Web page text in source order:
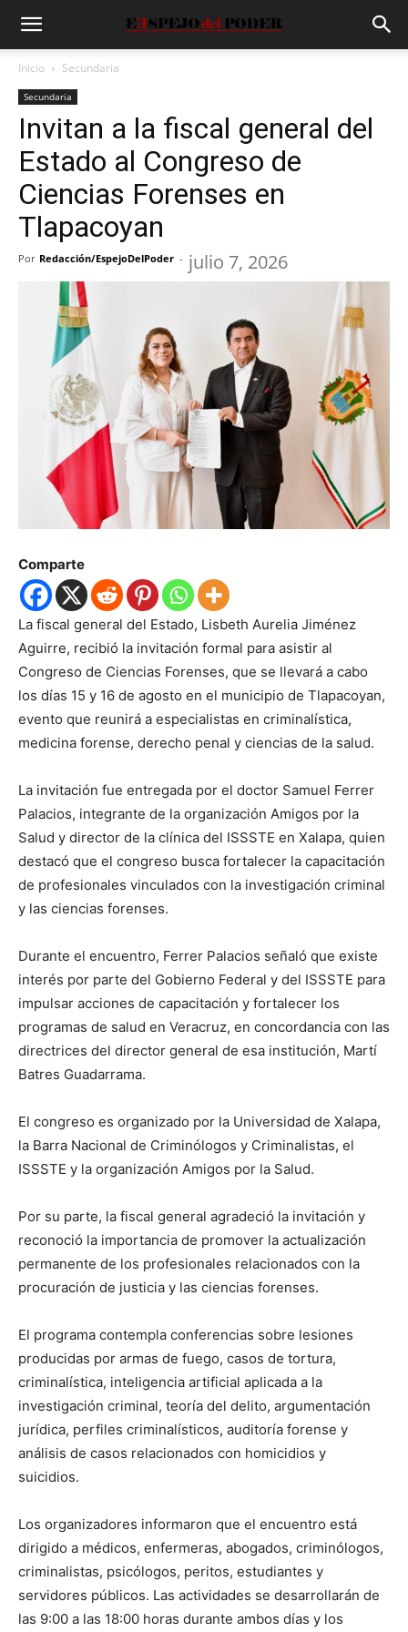
Inicio Secundaria
Secundaria
Invitan a la fiscal general del
Estado al Congreso de
Ciencias Forenses en
Tlapacoyan
Por Redacción/EspejoDelPoder - julio 7, 2026
Comparte
La fiscal general del Estado, Lisbeth Aurelia Jiménez
Aguirre, recibió la invitación formal para asistir al
Congreso de Ciencias Forenses, que se llevará a cabo
los días 15 y 16 de agosto en el municipio de Tlapacoyan,
evento que reunirá a especialistas en criminalística,
medicina forense, derecho penal y ciencias de la salud.
La invitación fue entregada por el doctor Samuel Ferrer
Palacios, integrante de la organización Amigos por la
Salud y director de la clínica del ISSSTE en Xalapa, quien
destacó que el congreso busca fortalecer la capacitación
de profesionales vinculados con la investigación criminal
y las ciencias forenses.
Durante el encuentro, Ferrer Palacios señaló que existe
interés por parte del Gobierno Federal y del ISSSTE para
impulsar acciones de capacitación y fortalecer los
programas de salud en Veracruz, en concordancia con las
directrices del director general de esa institución, Martí
Batres Guadarrama.
El congreso es organizado por la Universidad de Xalapa,
la Barra Nacional de Criminólogos y Criminalistas, el
ISSSTE y la organización Amigos por la Salud.
Por su parte, la fiscal general agradeció la invitación y
reconoció la importancia de promover la actualización
permanente de los profesionales relacionados con la
procuración de justicia y las ciencias forenses.
El programa contempla conferencias sobre lesiones
producidas por armas de fuego, casos de tortura,
criminalística, inteligencia artificial aplicada a la
investigación criminal, teoría del delito, argumentación
jurídica, perfiles criminalísticos, auditoría forense y
análisis de casos relacionados con homicidios y
suicidios.
Los organizadores informaron que el encuentro está
dirigido a médicos, enfermeras, abogados, criminólogos,
criminalistas, psicólogos, peritos, estudiantes y
servidores públicos. Las actividades se desarrollarán de
las 9:00 a las 18:00 horas durante ambos días y los